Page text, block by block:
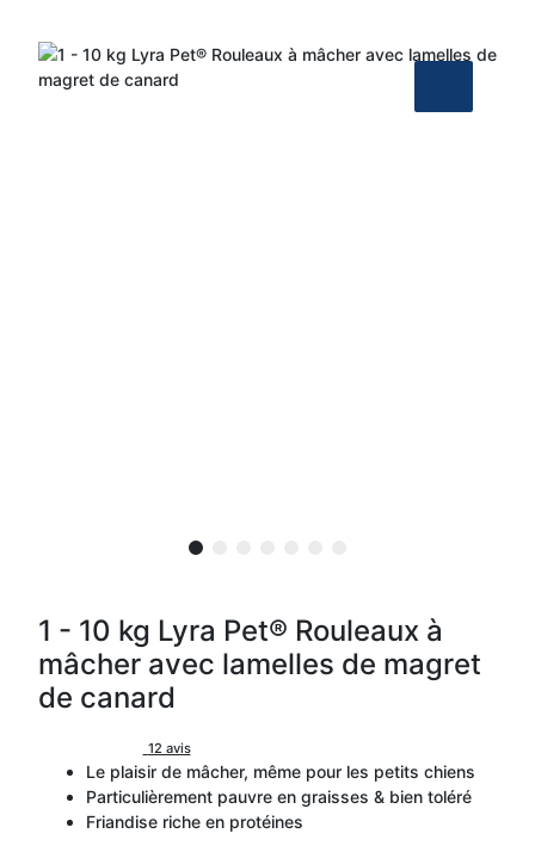
1 - 10 kg Lyra Pet® Rouleaux à
mâcher avec lamelles de magret
de canard
12 avis
Le plaisir de mâcher, même pour les petits chiens
Particulièrement pauvre en graisses & bien toléré
Friandise riche en protéines